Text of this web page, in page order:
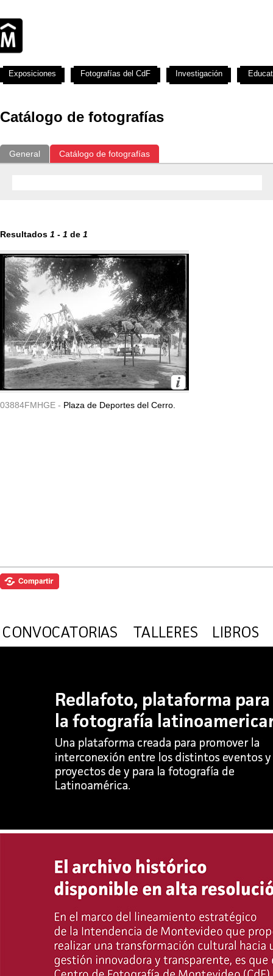
Catálogo de fotografías
General Catálogo de fotografías
Resultados 1 - 1 de 1
03884FMHGE - Plaza de Deportes del Cerro.
Exposiciones Fotografías del CdF Investigación